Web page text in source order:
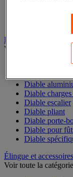
Rouleau de
Diable
Voir toute la catégorie
Accessoires
Diable
Diable charges
Diable escalier
Diable pliant
Diable porte-
Diable pour
Diable
Élingue et
Voir toute la catégorie